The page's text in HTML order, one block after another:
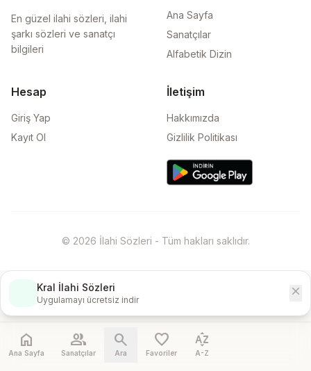
En güzel ilahi sözleri, ilahi
şarkı sözleri ve sanatçı
bilgileri
Ana Sayfa
Sanatçılar
Alfabetik Dizin
Hesap
Giriş Yap
Kayıt Ol
İletişim
Hakkımızda
Gizlilik Politikası
© 2026 İlahi Sözleri - Tüm hakları saklıdır.
Kral İlahi Sözleri
Uygulamayı ücretsiz indir
close
home
Ana Sayfa
people
Sanatçılar
search
Ara
favorite
Favoriler
sort_by_alpha
A-Z